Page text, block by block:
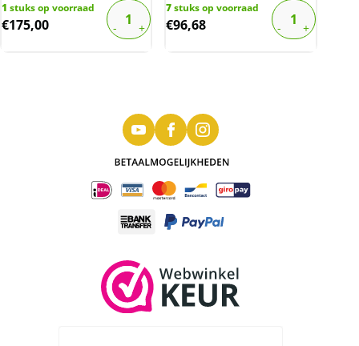
1 stuks op voorraad
€175,00
7stuks op voorraad
€96,68